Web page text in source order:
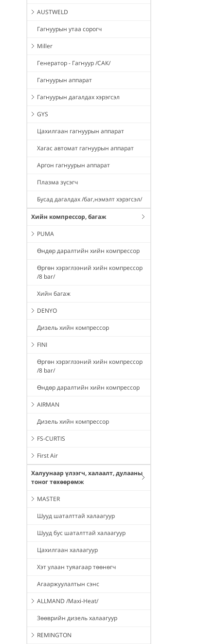
AUSTWELD
Гагнуурын утаа сорогч
Miller
Генератор - Гагнуур /САК/
Гагнуурын аппарат
Гагнуурын дагалдах хэрэгсэл
GYS
Цахилгаан гагнуурын аппарат
Хагас автомат гагнуурын аппарат
Аргон гагнуурын аппарат
Плазма зүсэгч
Бусад дагалдах /баг,нэмэлт хэрэгсэл/
Хийн компрессор, багаж
PUMA
Өндөр даралтийн хийн компрессор
Өргөн хэрэглээний хийн компрессор
/8 bar/
Хийн багаж
DENYO
Дизель хийн компрессор
FINI
Өргөн хэрэглээний хийн компрессор
/8 bar/
Өндөр даралтийн хийн компрессор
AIRMAN
Дизель хийн компрессор
FS-CURTIS
First Air
Халуунаар үлээгч, халаалт, дулааны
тоног төхөөрөмж
MASTER
Шууд шаталттай халаагуур
Шууд бус шаталттай халаагуур
Цахилгаан халаагуур
Хэт улаан туяагаар төөнөгч
Агааржуулалтын сэнс
ALLMAND /Maxi-Heat/
Зөөврийн дизель халаагуур
REMINGTON